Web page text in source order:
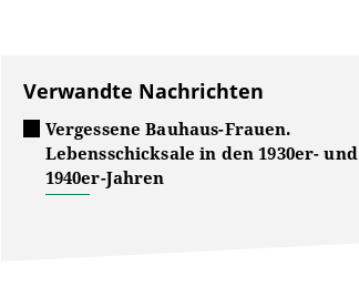
Verwandte Nachrichten
Vergessene Bauhaus-Frauen.
Lebensschicksale in den 1930er- und
1940er-Jahren